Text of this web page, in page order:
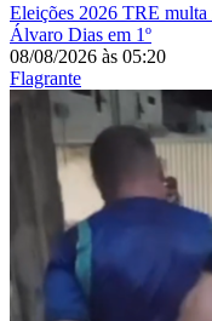
Eleições 2026 TRE multa
Álvaro Dias em 1º
08/08/2026 às 05:20
Flagrante